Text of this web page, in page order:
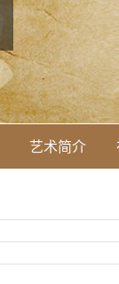
艺术简介